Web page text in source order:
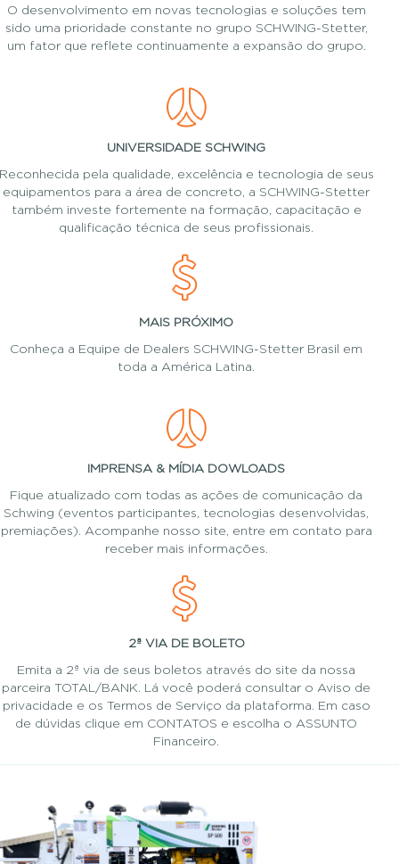
O desenvolvimento em novas tecnologias e soluções tem
sido uma prioridade constante no grupo SCHWING-Stetter,
um fator que reflete continuamente a expansão do grupo.
UNIVERSIDADE SCHWING
pela qualidade, excelência e tecnologia de seus
equipamentos para a área de concreto, a SCHWING-Stetter
também investe fortemente na formação, capacitação e
qualificação técnica de seus profissionais.
MAIS PRÓXIMO
Conheça a Equipe de Dealers SCHWING-Stetter Brasil em
toda a América Latina.
IMPRENSA & MÍDIA DOWLOADS
Fique atualizado com todas as ações de comunicação da
Schwing (eventos participantes, tecnologias desenvolvidas,
premiações). Acompanhe nosso site, entre em contato para
receber mais informações.
2ª VIA DE BOLETO
Emita a 2ª via de seus boletos através do site da nossa
parceira TOTAL/BANK. Lá você poderá consultar o Aviso de
privacidade e os Termos de Serviço da plataforma. Em caso
de dúvidas clique em CONTATOS e escolha o ASSUNTO
Financeiro.